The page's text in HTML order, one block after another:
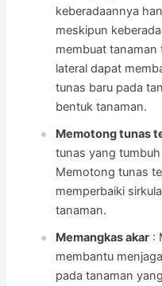
keberadaannya
meskipun
membuat
lateral dapat
tunas baru pada
bentuk tanaman.
Memotong tunas
tunas yang
Memotong tunas
memperbaiki
tanaman.
Memangkas akar :
membantu
pada tanaman